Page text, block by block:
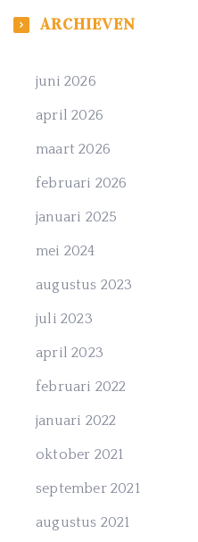
ARCHIEVEN
juni 2026
april 2026
maart 2026
februari 2026
januari 2025
mei 2024
augustus 2023
juli 2023
april 2023
februari 2022
januari 2022
oktober 2021
september 2021
augustus 2021